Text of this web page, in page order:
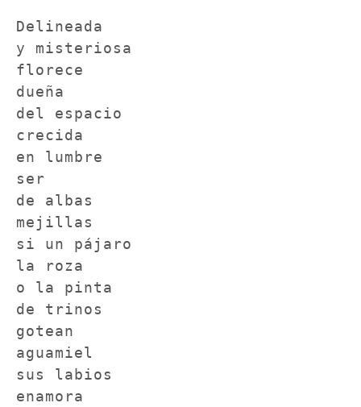
Delineada
y misteriosa
florece
dueña
del espacio
crecida
en lumbre
ser
de albas
mejillas
si un pájaro
la roza
o la pinta
de trinos
gotean
aguamiel
sus labios
enamora